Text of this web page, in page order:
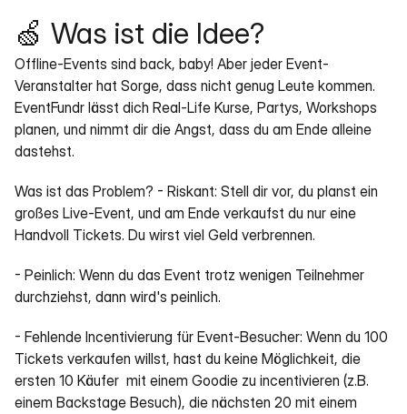
🍏 Was ist die Idee?
Offline-Events sind back, baby! Aber jeder Event-
Veranstalter hat Sorge, dass nicht genug Leute kommen.
EventFundr lässt dich Real-Life Kurse, Partys, Workshops
planen, und nimmt dir die Angst, dass du am Ende alleine
dastehst.
Was ist das Problem? - Riskant: Stell dir vor, du planst ein
großes Live-Event, und am Ende verkaufst du nur eine
Handvoll Tickets. Du wirst viel Geld verbrennen.
- Peinlich: Wenn du das Event trotz wenigen Teilnehmer
durchziehst, dann wird's peinlich.
- Fehlende Incentivierung für Event-Besucher: Wenn du 100
Tickets verkaufen willst, hast du keine Möglichkeit, die
ersten 10 Käufer  mit einem Goodie zu incentivieren (z.B.
einem Backstage Besuch), die nächsten 20 mit einem